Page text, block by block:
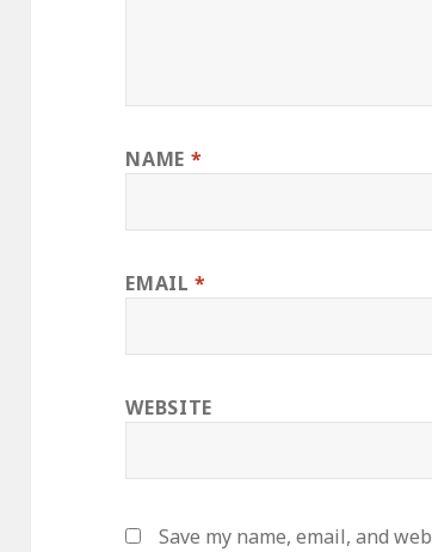
NAME *
EMAIL*
WEBSITE
Save my name, email, and